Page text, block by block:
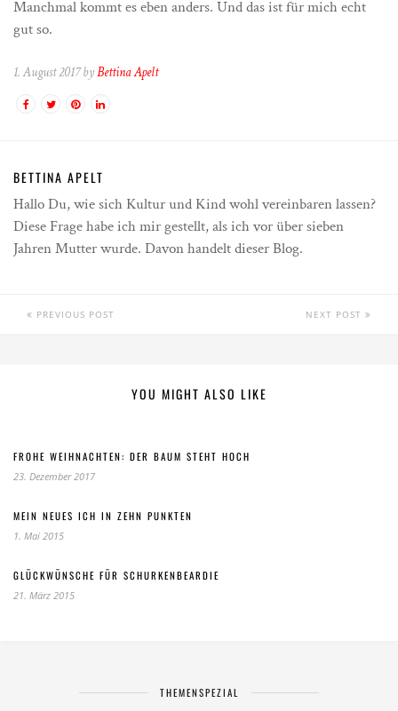
Manchmal kommt es eben anders. Und das ist für mich echt
gut so.
1. August 2017 byBettina Apelt
BETTINA APELT
Hallo Du, wie sich Kultur und Kind wohl vereinbaren lassen?
Diese Frage habe ich mir gestellt, als ich vor über sieben
Jahren Mutter wurde. Davon handelt dieser Blog.
PREVIOUS POST NEXT POST
YOU MIGHT ALSO LIKE
FROHE WEIHNACHTEN: DER BAUM STEHT HOCH
23. Dezember 2017
MEIN NEUES ICH IN ZEHN PUNKTEN
1. Mai 2015
GLÜCKWÜNSCHE FÜR SCHURKENBEARDIE
21. März 2015
THEMENSPEZIAL